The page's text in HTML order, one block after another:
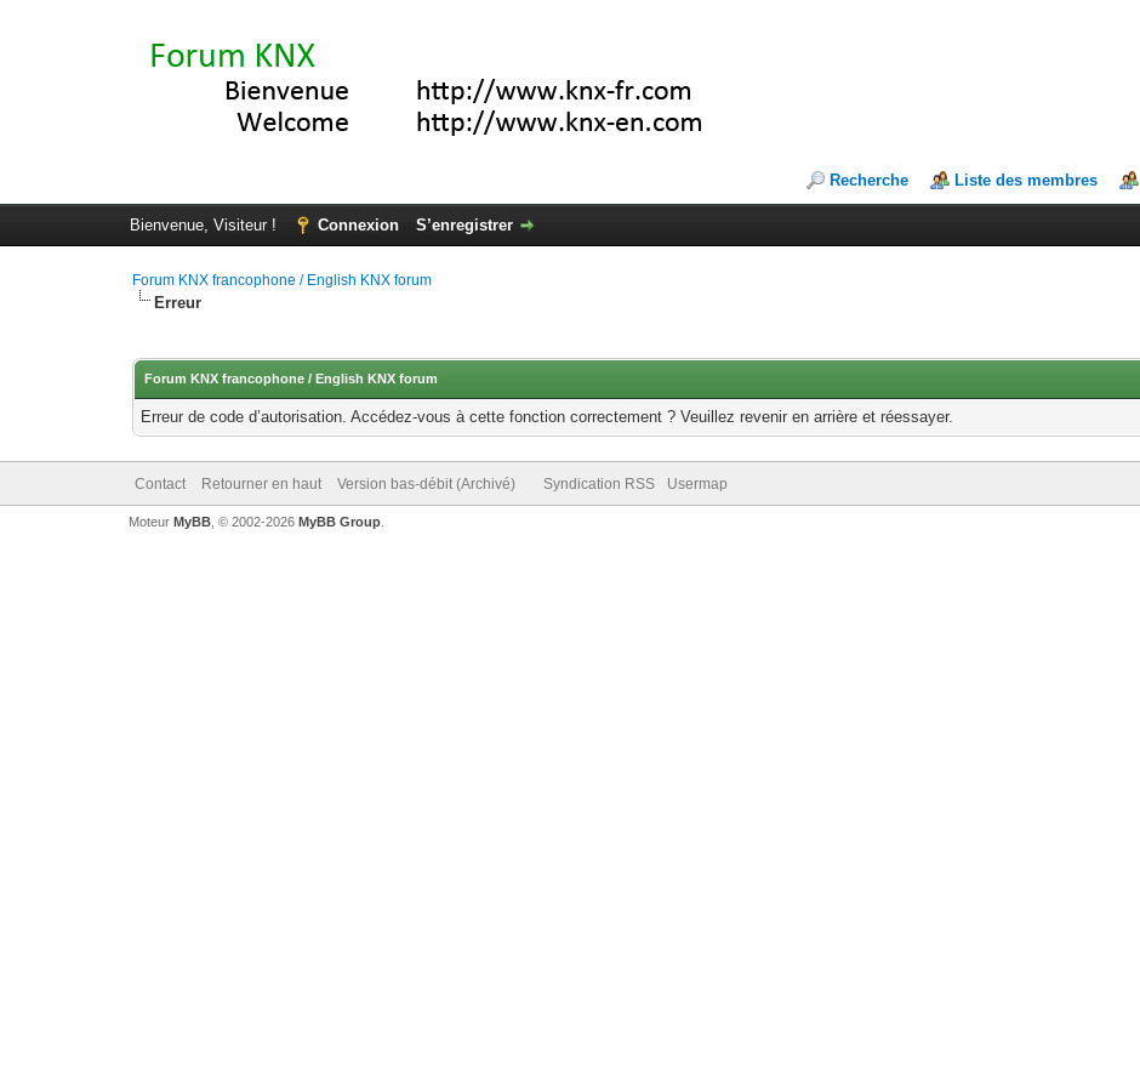
Recherche Liste des membres
Bienvenue, Visiteur ! Connexion S’enregistrer
Forum KNX francophone / English KNX forum
Erreur
Forum KNX francophone / English KNX forum
Erreur de code d’autorisation. Accédez-vous à cette fonction correctement ? Veuillez revenir en arrière et réessayer.
Contact Retourner en haut Version bas-débit (Archivé) Syndication RSS Usermap
Moteur MyBB, © 2002-2026 MyBB Group.